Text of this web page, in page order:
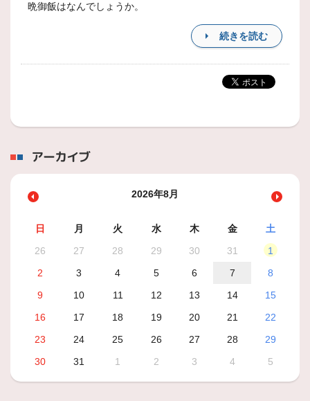
晩御飯はなんでしょうか。
続きを読む
アーカイブ
2026年8月
日 月 火 水 木 金
土
26
27 28 29 30 31
1
2
3 4 5 6 7
8
9
10 11 12 13 14
15
16
17 18 19 20 21
22
23
24 25 26 27 28
29
30
31 1 2 3 4 5